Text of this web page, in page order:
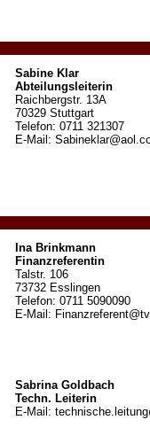
Sabine Klar
Abteilungsleiterin
Raichbergstr. 13A
70329 Stuttgart
Telefon: 0711 321307
E-Mail:
Ina Brinkmann
Finanzreferentin
Talstr. 106
73732 Esslingen
Telefon: 0711 5090090
E-Mail:
Sabrina Goldbach
Techn. Leiterin
E-Mail: